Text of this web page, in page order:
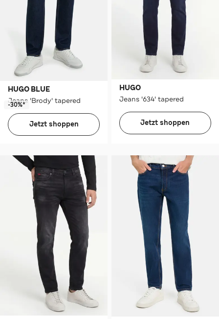
HUGO BLUE
Jeans 'Brody' tapered
-30%*
Jetzt shoppen
HUGO
Jeans '634' tapered
Jetzt shoppen